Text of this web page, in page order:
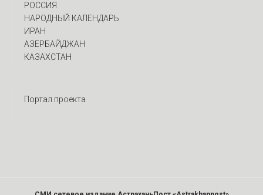
РОССИЯ
НАРОДНЫЙ КАЛЕНДАРЬ
ИРАН
АЗЕРБАЙДЖАН
КАЗАХСТАН
Портал проекта